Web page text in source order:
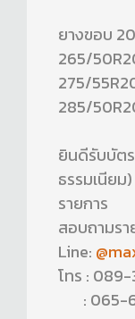
ยางขอบ
265/
275/
285/
ยินดีรับบัต
ธรรมเนีย
รายการ
สอบถามรา
Line:
โทร :
: 065-